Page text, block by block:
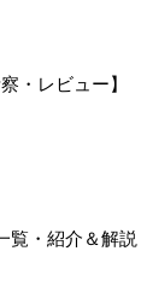
・レビュー】
覧・紹介＆解説